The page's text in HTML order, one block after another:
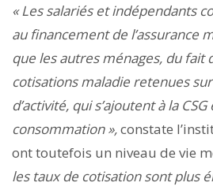
« Les salariés et indépendants
au financement de l’assurance
que les autres ménages, du fait
cotisations maladie retenues
d’activité, qui s’ajoutent à la
consommation »,constate
ont toutefois un niveau de vie
les taux de cotisation sont plus